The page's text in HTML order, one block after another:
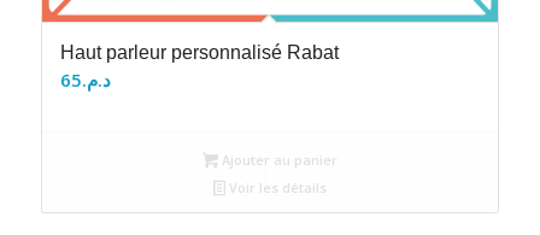
Haut parleur personnalisé Rabat
د.م.65
Ajouter au panier
Voir les détails